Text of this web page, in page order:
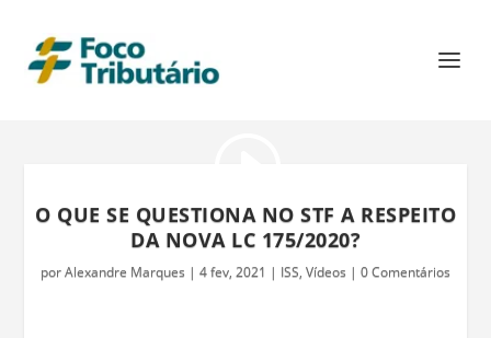
O QUE SE QUESTIONA NO STF A RESPEITO
DA NOVA LC 175/2020?
porAlexandre Marques | 4 fev, 2021 | ISS, Vídeos | 0 Comentários